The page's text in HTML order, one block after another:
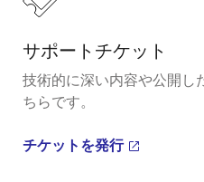
サポートチケット
技術的に深い内容や公開し
ちらです。
チケットを発行